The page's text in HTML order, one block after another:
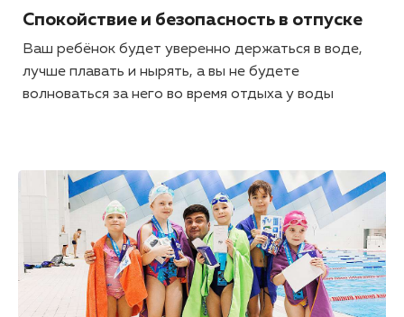
Спокойствие и безопасность в отпуске
Ваш ребёнок будет уверенно держаться в воде,
лучше плавать и нырять, а вы не будете
волноваться за него во время отдыха у воды